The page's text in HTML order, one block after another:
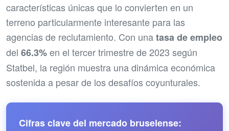
características únicas que lo convierten en un
terreno particularmente interesante para las
agencias de reclutamiento. Con unatasa de empleo
del 66.3%en el tercer trimestre de 2023 según
Statbel, la región muestra una dinámica económica
sostenida a pesar de los desafíos coyunturales.
Cifras clave del mercado bruselense: